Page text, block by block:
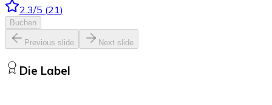
2.3/5 (21)
Buchen
Previous slide Next slide
Die Label